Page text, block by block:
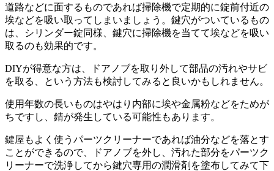
道路などに面するものであれば掃除機で定期的に錠前付近の
埃などを吸い取ってしまいましょう。鍵穴がついているもの
は、シリンダー錠同様、鍵穴に掃除機を当てて埃などを吸い
取るのも効果的です。
DIYが得意な方は、ドアノブを取り外して部品の汚れやサビ
を取る、という方法も検討してみると良いかもしれません。
使用年数の長いものはやはり内部に埃や金属粉などをためが
ちですし、錆が発生している可能性もあります。
鍵屋もよく使うパーツクリーナーであれば油分などを落とす
ことができるので、ドアノブを外し、汚れた部分をパーツク
リーナーで洗浄してから鍵穴専用の潤滑剤を塗布してみて下